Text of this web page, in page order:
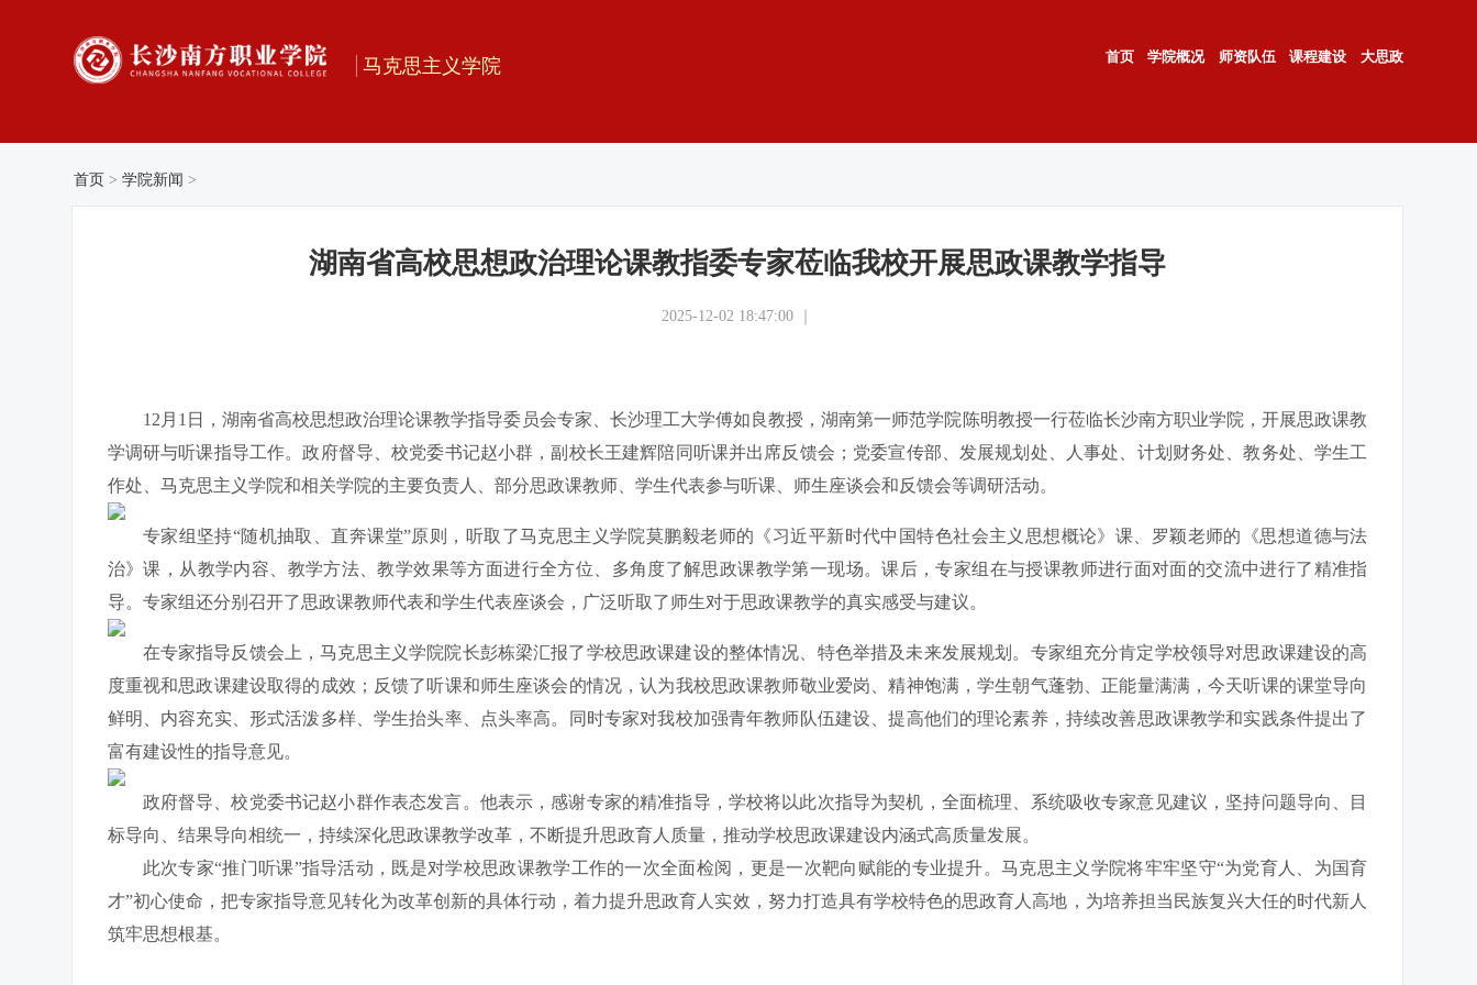
马克思主义学院 大思政
课程建设
师资队伍
学院概况
首页
首页 >学院新闻 >
湖南省高校思想政治理论课教指委专家莅临我校开展思政课教学指导
2025-12-02 18:47:00 ｜
12月1日，湖南省高校思想政治理论课教学指导委员会专家、长沙理工大学傅如良教授，湖南第一师范学院陈明教授一行莅临长沙南方职业学院，开展思政课教
学调研与听课指导工作。政府督导、校党委书记赵小群，副校长王建辉陪同听课并出席反馈会；党委宣传部、发展规划处、人事处、计划财务处、教务处、学生工
作处、马克思主义学院和相关学院的主要负责人、部分思政课教师、学生代表参与听课、师生座谈会和反馈会等调研活动。
专家组坚持“随机抽取、直奔课堂”原则，听取了马克思主义学院莫鹏毅老师的《习近平新时代中国特色社会主义思想概论》课、罗颖老师的《思想道德与法
治》课，从教学内容、教学方法、教学效果等方面进行全方位、多角度了解思政课教学第一现场。课后，专家组在与授课教师进行面对面的交流中进行了精准指
导。专家组还分别召开了思政课教师代表和学生代表座谈会，广泛听取了师生对于思政课教学的真实感受与建议。
在专家指导反馈会上，马克思主义学院院长彭栋梁汇报了学校思政课建设的整体情况、特色举措及未来发展规划。专家组充分肯定学校领导对思政课建设的高
度重视和思政课建设取得的成效；反馈了听课和师生座谈会的情况，认为我校思政课教师敬业爱岗、精神饱满，学生朝气蓬勃、正能量满满，今天听课的课堂导向
鲜明、内容充实、形式活泼多样、学生抬头率、点头率高。同时专家对我校加强青年教师队伍建设、提高他们的理论素养，持续改善思政课教学和实践条件提出了
富有建设性的指导意见。
政府督导、校党委书记赵小群作表态发言。他表示，感谢专家的精准指导，学校将以此次指导为契机，全面梳理、系统吸收专家意见建议，坚持问题导向、目
标导向、结果导向相统一，持续深化思政课教学改革，不断提升思政育人质量，推动学校思政课建设内涵式高质量发展。
此次专家“推门听课”指导活动，既是对学校思政课教学工作的一次全面检阅，更是一次靶向赋能的专业提升。马克思主义学院将牢牢坚守“为党育人、为国育
才”初心使命，把专家指导意见转化为改革创新的具体行动，着力提升思政育人实效，努力打造具有学校特色的思政育人高地，为培养担当民族复兴大任的时代新人
筑牢思想根基。